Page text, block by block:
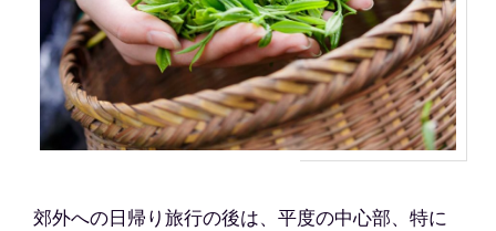
郊外への日帰り旅行の後は、平度の中心部、特に